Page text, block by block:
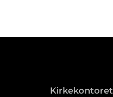
Kirkekontoret